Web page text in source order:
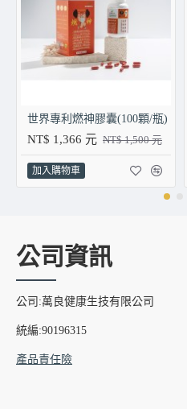
世界專利燃神膠囊(100顆/瓶)
NT$ 1,366 元 NT$ 1,500 元
加入購物車
公司資訊
公司:萬良健康生技有限公司
統編:90196315
產品責任險